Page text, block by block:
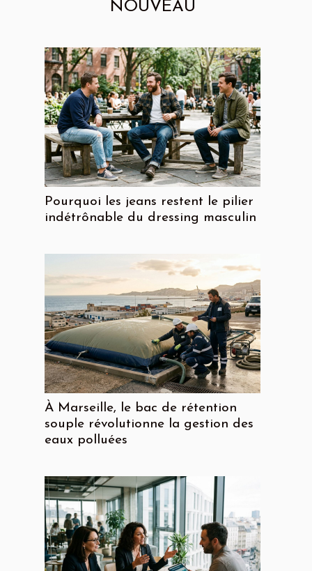
NOUVEAU
Pourquoi les jeans restent le pilier
indétrônable du dressing masculin
À Marseille, le bac de rétention
souple révolutionne la gestion des
eaux polluées